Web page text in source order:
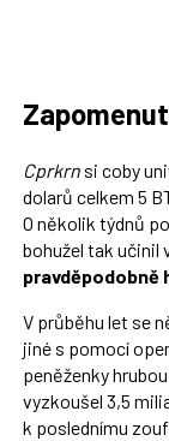
Cprkrnsi coby
dolarů celkem 5
O několik týdnů
bohužel tak učinil
pravděpodobně
V průběhu let se
jiné s pomocí
peněženky
vyzkoušel 3,5
k poslednímu